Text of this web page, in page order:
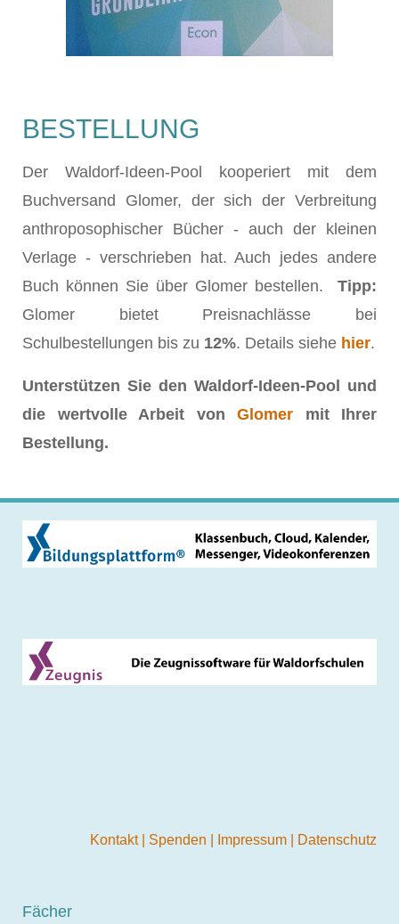
BESTELLUNG
Der Waldorf-Ideen-Pool kooperiert mit dem
Buchversand Glomer, der sich der Verbreitung
anthroposophischer Bücher - auch der kleinen
Verlage - verschrieben hat. Auch jedes andere
Buch können Sie über Glomer bestellen. Tipp:
Glomer bietet Preisnachlässe bei
Schulbestellungen bis zu 12%. Details siehe hier.
Unterstützen Sie den Waldorf-Ideen-Pool und
die wertvolle Arbeit von
Glomer
mit Ihrer
Bestellung.
Kontakt Spenden Impressum Datenschutz
Fächer